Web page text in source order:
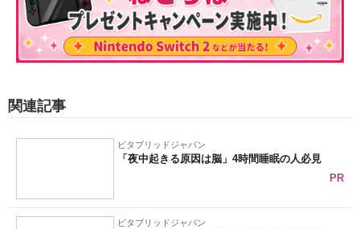
関連記事
ビタブリッドジャパン
「夜中起きる原因は脳」4時間睡眠の人必見
PR
ビタブリッドジャパン